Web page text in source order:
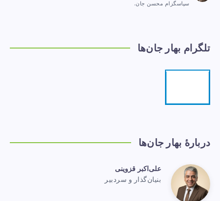
سپاسگزام محسن جان.
تلگرام بهار جان‌ها
دربارهٔ بهار جان‌ها
علی‌اکبرعلی‌اکبر قزوینی
بنیان‌گذار و سردبیر